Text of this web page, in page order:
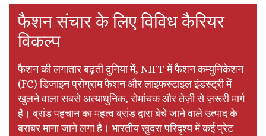
फैशन संचार के लिए विविध कैरियर
विकल्प
फैशन की लगातार बढ़ती दुनिया में, NIFT में फैशन कम्युनिकेशन
(FC) डिज़ाइन प्रोग्राम फैशन और लाइफस्टाइल इंडस्ट्री में
खुलने वाला सबसे अत्याधुनिक, रोमांचक और तेज़ी से ज़रूरी मार्ग
है। ब्रांड पहचान का महत्व ब्रांड द्वारा बेचे जाने वाले उत्पाद के
बराबर माना जाने लगा है। भारतीय खुदरा परिदृश्य में कई प्रेट